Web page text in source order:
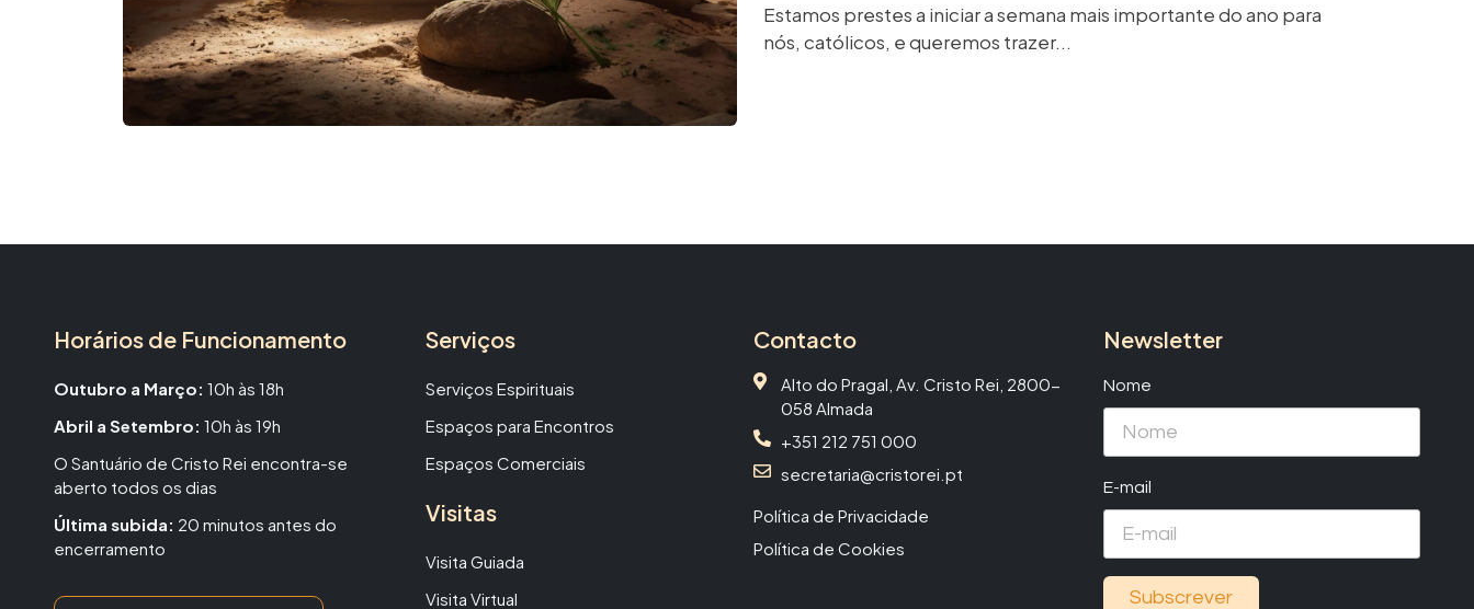
Estamos prestes a iniciar a semana mais importante do ano para
nós, católicos, e queremos trazer...
Horários de Funcionamento
Outubro a Março: 10h às 18h
Abril a Setembro: 10h às 19h
O Santuário de Cristo Rei encontra-se
aberto todos os dias
Última subida: 20 minutos antes do
encerramento
Serviços
Serviços Espirituais
Espaços para Encontros
Espaços Comerciais
Visitas
Visita Guiada
Visita Virtual
Contacto
Alto do Pragal, Av. Cristo Rei, 2800-
058 Almada
+351 212 751 000
secretaria@cristorei.pt
Política de Privacidade
Política de Cookies
Newsletter
Nome
E-mail
Subscrever